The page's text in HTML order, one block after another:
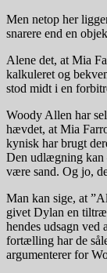
Men netop her
snarere end en
Alene det, at Mia
kalkuleret og
stod midt i en
Woody Allen har
hævdet, at Mia
kynisk har brugt
Den udlægning kan
være sand. Og jo,
Man kan sige, at
givet Dylan en
hendes udsagn ved
fortælling har de
argumenterer for